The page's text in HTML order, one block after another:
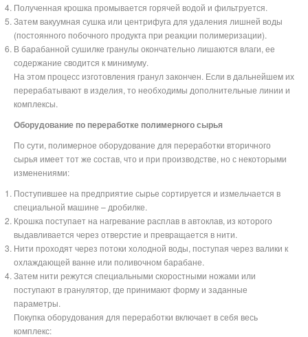
Полученная крошка промывается горячей водой и фильтруется.
Затем вакуумная сушка или центрифуга для удаления лишней воды
(постоянного побочного продукта при реакции полимеризации).
В барабанной сушилке гранулы окончательно лишаются влаги, ее
содержание сводится к минимуму.
На этом процесс изготовления гранул закончен. Если в дальнейшем их
перерабатывают в изделия, то необходимы дополнительные линии и
комплексы.
Оборудование по переработке полимерного сырья
По сути, полимерное оборудование для переработки вторичного
сырья имеет тот же состав, что и при производстве, но с некоторыми
изменениями:
Поступившее на предприятие сырье сортируется и измельчается в
специальной машине – дробилке.
Крошка поступает на нагревание расплав в автоклав, из которого
выдавливается через отверстие и превращается в нити.
Нити проходят через потоки холодной воды, поступая через валики к
охлаждающей ванне или поливочном барабане.
Затем нити режутся специальными скоростными ножами или
поступают в гранулятор, где принимают форму и заданные
параметры.
Покупка оборудования для переработки включает в себя весь
комплекс: